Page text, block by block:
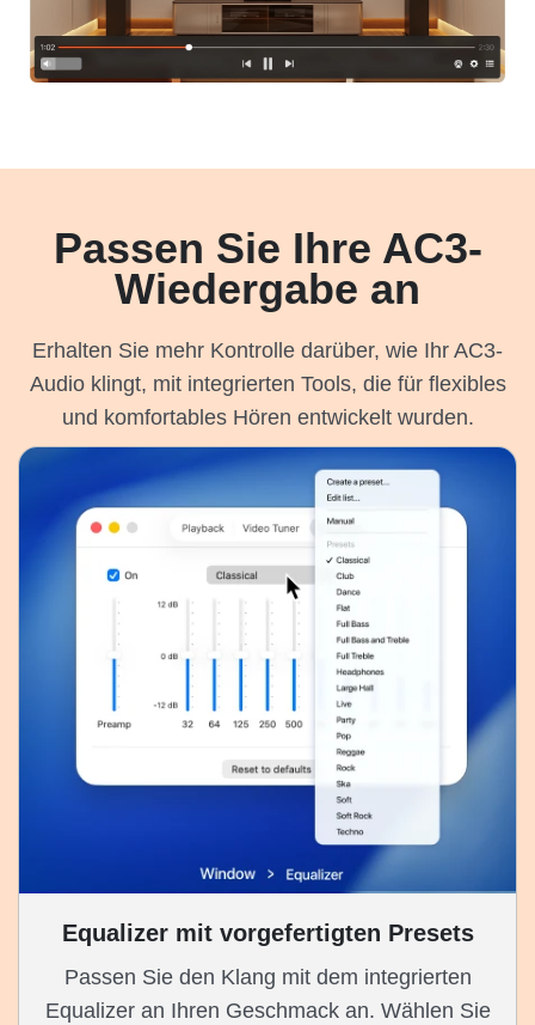
Passen Sie Ihre AC3-
Wiedergabe an
Erhalten Sie mehr Kontrolle darüber, wie Ihr AC3-
Audio klingt, mit integrierten Tools, die für flexibles
und komfortables Hören entwickelt wurden.
Equalizer mit vorgefertigten Presets
Passen Sie den Klang mit dem integrierten
Equalizer an Ihren Geschmack an. Wählen Sie